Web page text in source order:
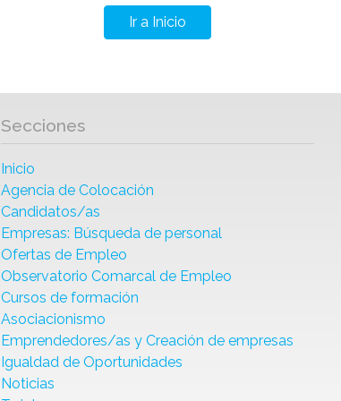
Ir a Inicio
Secciones
Inicio
Agencia de Colocación
Candidatos/as
Empresas: Búsqueda de personal
Ofertas de Empleo
Observatorio Comarcal de Empleo
Cursos de formación
Asociacionismo
Emprendedores/as y Creación de empresas
Igualdad de Oportunidades
Noticias